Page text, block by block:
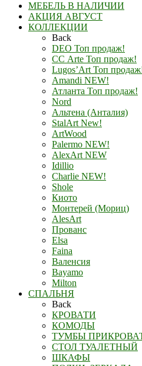
МЕБЕЛЬ В НАЛИЧИИ
АКЦИЯ АВГУСТ
КОЛЛЕКЦИИ
Back
DEO Топ продаж!
СС Arte Топ продаж!
Lugos’Art Топ
Amandi NEW!
Атланта Топ продаж!
Nord
Альтена (Анталия)
StalArt New!
ArtWood
Palermo NEW!
AlexArt NEW
Idillio
Charlie NEW!
Shole
Киото
Монтерей (Мориц)
AlesArt
Прованс
Elsa
Faina
Валенсия
Bayamo
Milton
СПАЛЬНЯ
Back
КРОВАТИ
КОМОДЫ
ТУМБЫ
СТОЛ ТУАЛЕТНЫЙ
ШКАФЫ